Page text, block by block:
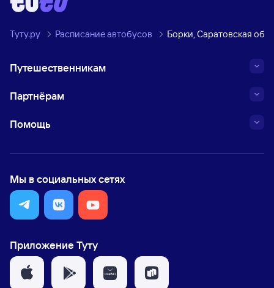
Туту.ру Расписание автобусов Борки, Саратовская
Путешественникам
Партнёрам
Помощь
Мы в социальных сетях
Приложение Туту